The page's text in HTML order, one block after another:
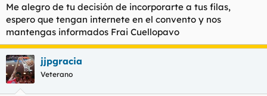
Me alegro de tu decisión de incorporarte a tus filas,
espero que tengan internete en el convento y nos
mantengas informados Frai Cuellopavo
jjpgracia
Veterano